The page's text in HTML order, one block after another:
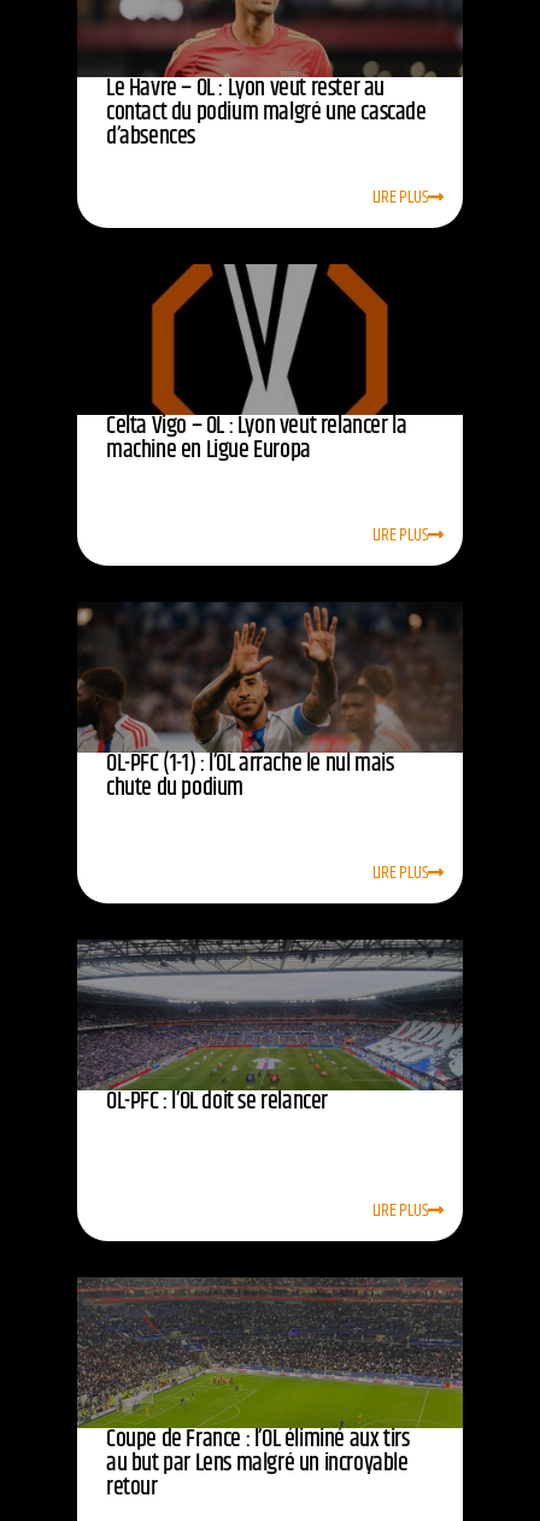
Le Havre – OL : Lyon veut rester au
contact du podium malgré une cascade
d’absences
LIRE PLUS
Celta Vigo – OL : Lyon veut relancer la
machine en Ligue Europa
LIRE PLUS
OL-PFC (1-1) : l’OL arrache le nul mais
chute du podium
LIRE PLUS
OL-PFC : l’OL doit se relancer
LIRE PLUS
Coupe de France : l’OL éliminé aux tirs
au but par Lens malgré un incroyable
retour